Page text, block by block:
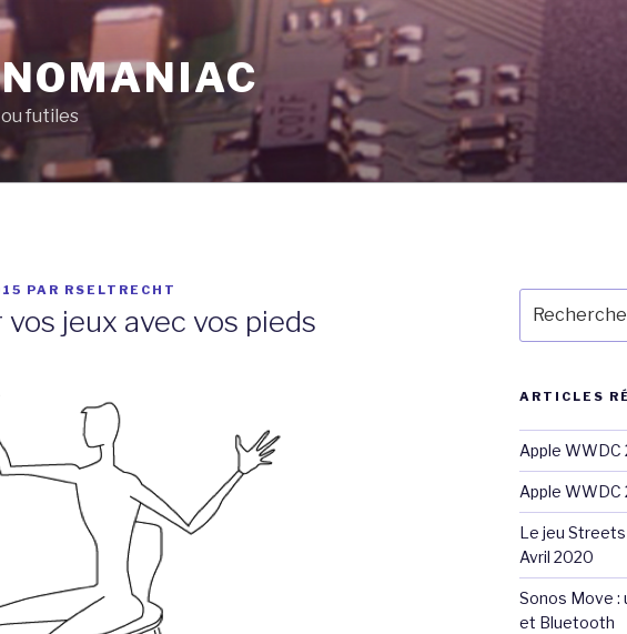
futiles
PAR RSELTRECHT
jeux avec vos pieds
pour
:
ARTICLES
Apple WWDC
Apple WWDC
Le jeu
Avril 2020
Sonos Move :
et Bluetooth